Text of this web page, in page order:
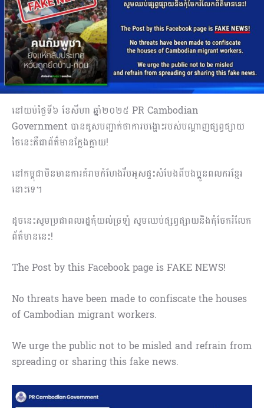
នៅយប់ថ្ងៃទី៦ ខែសីហា ឆ្នាំ២០២៥ PR Cambodian
Government បានគូសបញ្ជាក់ថាការបង្ហោះរបស់បណ្ដាញផ្សព្វផ្សាយ
ថៃនេះគឺជាព័ត៌មានក្លែងក្លាយ!​
នៅកម្ពុជាមិនមានការគំរាមកំហែងរឹបអូសផ្ទះសំបែងពីបងប្អូនពលករខ្មែរ
នោះទេ។
ដូចនេះសូមប្រជាពលរដ្ឋកុំយល់ច្រឡំ សូមឈប់ផ្សព្វផ្សាយនិងកុំចែករំលែក
ព័ត៌មាននេះ!
The Post by this Facebook page is FAKE NEWS!
No threats have been made to confiscate the houses
of Cambodian migrant workers.
We urge the public not to be misled and refrain from
spreading or sharing this fake news.